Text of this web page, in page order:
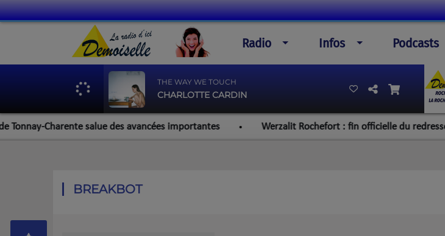
Radio Infos Podcasts
THE WAY WE TOUCH
CHARLOTTE CARDIN
Charente salue des avancées importantes Werzalit Rochefort : fin officielle du
BREAKBOT